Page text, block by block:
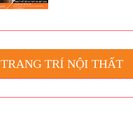
TRANG TRÍ NỘI THẤT